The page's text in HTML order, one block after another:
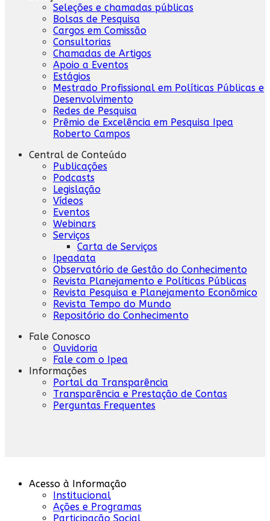
Seleções e chamadas públicas
Bolsas de Pesquisa
Cargos em Comissão
Consultorias
Chamadas de Artigos
Apoio a Eventos
Estágios
Mestrado Profissional em Políticas Públicas e
Desenvolvimento
Redes de Pesquisa
Prêmio de Excelência em Pesquisa Ipea
Roberto Campos
Central de Conteúdo
Publicações
Podcasts
Legislação
Vídeos
Eventos
Webinars
Serviços
Carta de Serviços
Ipeadata
Observatório de Gestão do Conhecimento
Revista Planejamento e Políticas Públicas
Revista Pesquisa e Planejamento Econômico
Revista Tempo do Mundo
Repositório do Conhecimento
Fale Conosco
Ouvidoria
Fale com o Ipea
Informações
Portal da Transparência
Transparência e Prestação de Contas
Perguntas Frequentes
Acesso à Informação
Institucional
Ações e Programas
Participação Social